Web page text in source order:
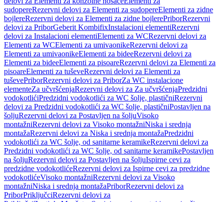
sudopereRezervni delovi za Elementi za sudopereElementi za zidne
bojlereRezervni delovi za Elementi za zidne bojlerePriborRezervni
delovi za PriborGeberit KombifixInstalacioni elementiRezervni
delovi za Instalacioni elementiElementi za WCRezervni delovi za
Elementi za WCElementi za umivaonikeRezervni delovi za
Elementi za umivaonikeElementi za bideeRezervni delovi za
Elementi za bideeElementi za pisoareRezervni delovi za Elementi za
pisoareElementi za tuševeRezervni delovi za Elementi za
tuševePriborRezervni delovi za PriborZa WC instalacione
elementeZa učvršćenjaRezervni delovi za Za učvršćenjaPredzidni
vodokotlićiPredzidni vodokotlići za WC šolje, plastičniRezervni
delovi za Predzidni vodokotlići za WC šolje, plastičniPostavljen na
šoljuRezervni delovi za Postavljen na šoljuVisoko
montažniRezervni delovi za Visoko montažniNiska i srednja
montažaRezervni delovi za Niska i srednja montažaPredzidni
vodokotlići za WC šolje, od sanitarne keramikeRezervni delovi za
Predzidni vodokotlići za WC šolje, od sanitarne keramikePostavljen
na šoljuRezervni delovi za Postavljen na šoljuIspirne cevi za
predzidne vodokotlićeRezervni delovi za Ispirne cevi za predzidne
vodokotlićeVisoko montažniRezervni delovi za Visoko
montažniNiska i srednja montažaPriborRezervni delovi za
PriborPriključciRezervni delovi za